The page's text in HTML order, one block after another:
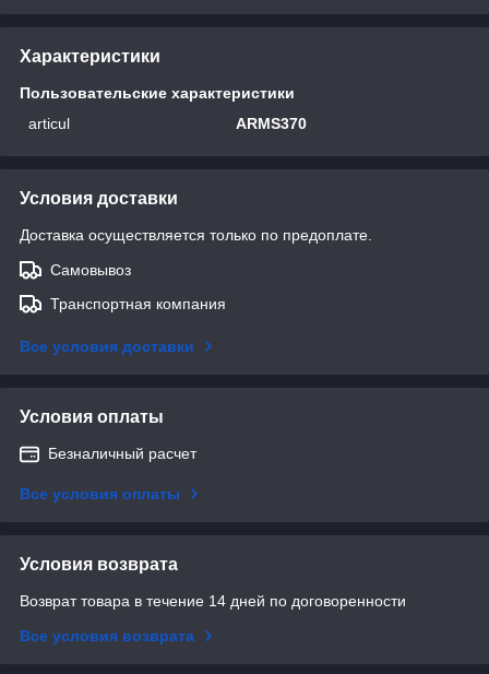
Характеристики
Пользовательские характеристики
articul
ARMS370
Условия доставки
Доставка осуществляется только по предоплате.
Самовывоз
Транспортная компания
Все условия доставки
Условия оплаты
Безналичный расчет
Все условия оплаты
Условия возврата
Возврат товара в течение 14 дней по договоренности
Все условия возврата